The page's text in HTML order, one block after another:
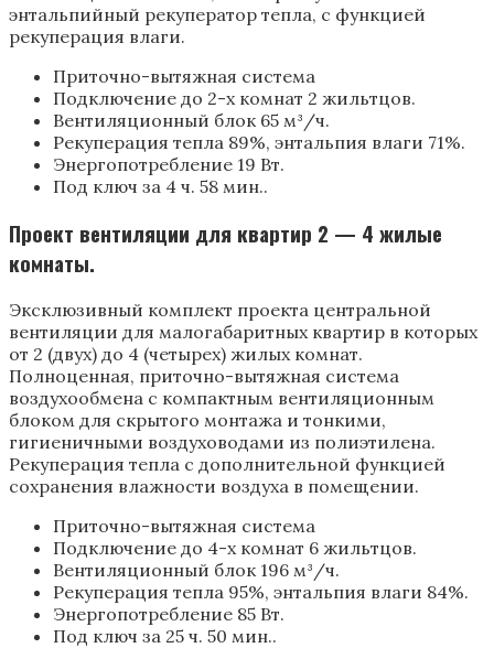
энтальпийный рекуператор тепла, с функцией
рекуперация влаги.
Приточно-вытяжная система
Подключение до 2-х комнат 2 жильтцов.
Вентиляционный блок 65 м³/ч.
Рекуперация тепла 89%, энтальпия влаги 71%.
Энергопотребление 19 Вт.
Под ключ за 4 ч. 58 мин..
Проект вентиляции для квартир 2 — 4 жилые
комнаты.
Эксклюзивный комплект проекта центральной
вентиляции для малогабаритных квартир в которых
от 2 (двух) до 4 (четырех) жилых комнат.
Полноценная, приточно-вытяжная система
воздухообмена с компактным вентиляционным
блоком для скрытого монтажа и тонкими,
гигиеничными воздуховодами из полиэтилена.
Рекуперация тепла с дополнительной функцией
сохранения влажности воздуха в помещении.
Приточно-вытяжная система
Подключение до 4-х комнат 6 жильтцов.
Вентиляционный блок 196 м³/ч.
Рекуперация тепла 95%, энтальпия влаги 84%.
Энергопотребление 85 Вт.
Под ключ за 25 ч. 50 мин..